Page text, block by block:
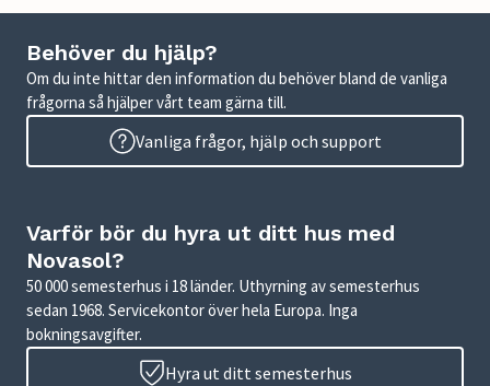
Behöver du hjälp?
Om du inte hittar den information du behöver bland de vanliga
frågorna så hjälper vårt team gärna till.
Vanliga frågor, hjälp och support
Varför bör du hyra ut ditt hus med
Novasol?
50 000 semesterhus i 18 länder. Uthyrning av semesterhus
sedan 1968. Servicekontor över hela Europa. Inga
bokningsavgifter.
Hyra ut ditt semesterhus